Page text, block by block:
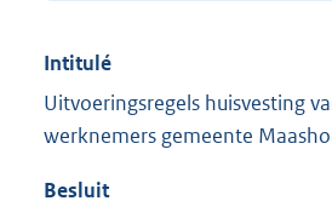
Intitulé
Uitvoeringsregels huisvesting
werknemers gemeente
Besluit